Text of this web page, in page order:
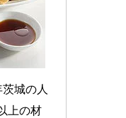
城の人
上の材